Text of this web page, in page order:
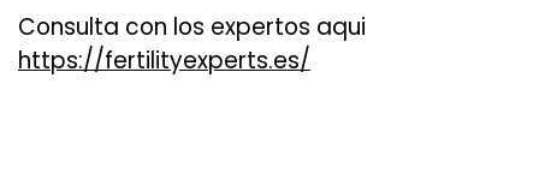
Consulta con los expertos aqui
https://fertilityexperts.es/